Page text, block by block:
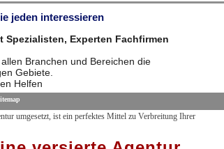
jeden interessieren
Spezialisten, Experten Fachfirmen
Branchen und Bereichen die
Gebiete.
Helfen
umgesetzt, ist ein perfektes Mittel zu Verbreitung Ihrer